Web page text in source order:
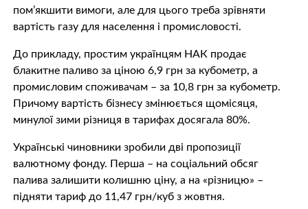
пом’якшити вимоги, але для цього треба зрівняти
вартість газу для населення і промисловості.
До прикладу, простим українцям НАК продає
блакитне паливо за ціною 6,9 грн за кубометр, а
промисловим споживачам – за 10,8 грн за кубометр.
Причому вартість бізнесу змінюється щомісяця,
минулої зими різниця в тарифах досягала 80%.
Українські чиновники зробили дві пропозиції
валютному фонду. Перша – на соціальний обсяг
палива залишити колишню ціну, а на «різницю» –
підняти тариф до 11,47 грн/куб з жовтня.